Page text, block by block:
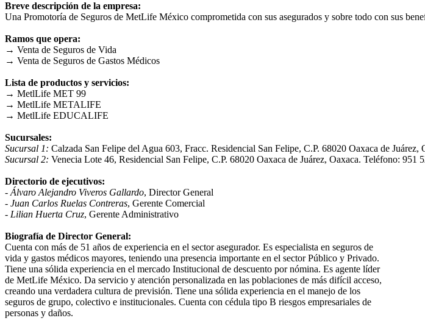
Breve descripción de la empresa:
Una Promotoría de Seguros de MetLife México comprometida con sus asegurados y sobre todo con sus
Ramos que opera:
→ Venta de Seguros de Vida
→ Venta de Seguros de Gastos Médicos
Lista de productos y servicios:
→ MetlLife MET 99
→ MetlLife METALIFE
→ MetlLife EDUCALIFE
Sucursales:
Sucursal 1: Calzada San Felipe del Agua 603, Fracc. Residencial San Felipe, C.P. 68020 Oaxaca de
Sucursal 2: Venecia Lote 46, Residencial San Felipe, C.P. 68020 Oaxaca de Juárez, Oaxaca. Teléfono: 951
Directorio de ejecutivos:
- Álvaro Alejandro Viveros Gallardo, Director General
- Juan Carlos Ruelas Contreras, Gerente Comercial
- Lilian Huerta Cruz, Gerente Administrativo
Biografía de Director General:
Cuenta con más de 51 años de experiencia en el sector asegurador. Es especialista en seguros de
vida y gastos médicos mayores, teniendo una presencia importante en el sector Público y Privado.
Tiene una sólida experiencia en el mercado Institucional de descuento por nómina. Es agente líder
de MetLife México. Da servicio y atención personalizada en las poblaciones de más difícil acceso,
creando una verdadera cultura de previsión. Tiene una sólida experiencia en el manejo de los
seguros de grupo, colectivo e institucionales. Cuenta con cédula tipo B riesgos empresariales de
personas y daños.